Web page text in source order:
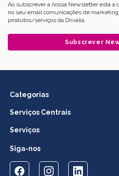
Ao subscrever a nossa Newsletter está a
no seu email comunicações de
produtos/serviços da Drivalia.
Subscrever
Categorias
Serviços Centrais
Serviços
Siga-nos